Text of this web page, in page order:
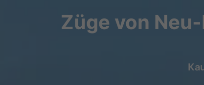
Züge von